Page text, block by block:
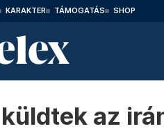
KARAKTER TÁMOGATÁS SHOP
az